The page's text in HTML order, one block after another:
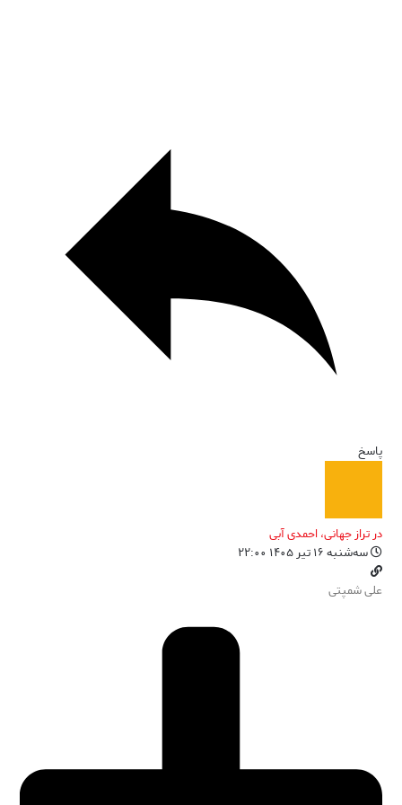
پاسخ
در تراز جهانی، احمدی آبی
سه‌شنبه ۱۶ تیر ۱۴۰۵ ۲۲:۰۰
علی شمپتی